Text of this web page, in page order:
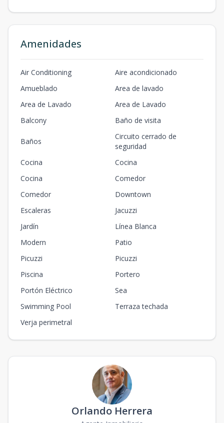
Amenidades
Air Conditioning
Aire acondicionado
Amueblado
Area de lavado
Area de Lavado
Area de Lavado
Balcony
Baño de visita
Baños
Circuito cerrado de
seguridad
Cocina
Cocina
Cocina
Comedor
Comedor
Downtown
Escaleras
Jacuzzi
Jardín
Línea Blanca
Modern
Patio
Picuzzi
Picuzzi
Piscina
Portero
Portón Eléctrico
Sea
Swimming Pool
Terraza techada
Verja perimetral
Orlando Herrera